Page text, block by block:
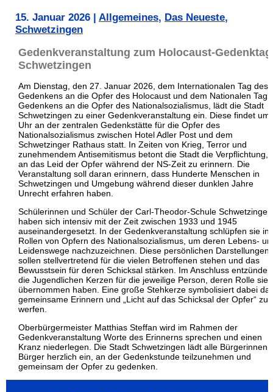
15. Januar 2026 Allgemeines, Das Neueste,
Schwetzingen
Gedenkveranstaltung zum Holocaust-
Schwetzingen
Am Dienstag, den 27. Januar 2026, dem Internationalen Tag des
Gedenkens an die Opfer des Holocaust und dem Nationalen Tag
Gedenkens an die Opfer des Nationalsozialismus, lädt die Stadt
Schwetzingen zu einer Gedenkveranstaltung ein. Diese findet um
Uhr an der zentralen Gedenkstätte für die Opfer des
Nationalsozialismus zwischen Hotel Adler Post und dem
Schwetzinger Rathaus statt. In Zeiten von Krieg, Terror und
zunehmendem Antisemitismus betont die Stadt die Verpflichtung,
an das Leid der Opfer während der NS-Zeit zu erinnern. Die
Veranstaltung soll daran erinnern, dass Hunderte Menschen in
Schwetzingen und Umgebung während dieser dunklen Jahre
Unrecht erfahren haben.
Schülerinnen und Schüler der Carl-Theodor-Schule Schwetzingen
haben sich intensiv mit der Zeit zwischen 1933 und 1945
auseinandergesetzt. In der Gedenkveranstaltung schlüpfen sie in
Rollen von Opfern des Nationalsozialismus, um deren Lebens-
Leidenswege nachzuzeichnen. Diese persönlichen Darstellungen
sollen stellvertretend für die vielen Betroffenen stehen und das
Bewusstsein für deren Schicksal stärken. Im Anschluss entzünden
die Jugendlichen Kerzen für die jeweilige Person, deren Rolle sie
übernommen haben. Eine große Stehkerze symbolisiert dabei
gemeinsame Erinnern und „Licht auf das Schicksal der Opfer“ zu
werfen.
Oberbürgermeister Matthias Steffan wird im Rahmen der
Gedenkveranstaltung Worte des Erinnerns sprechen und einen
Kranz niederlegen. Die Stadt Schwetzingen lädt alle Bürgerinnen
Bürger herzlich ein, an der Gedenkstunde teilzunehmen und
gemeinsam der Opfer zu gedenken.